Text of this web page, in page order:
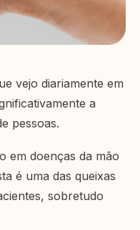
vejo diariamente em
a
pessoas.
em doenças da mão
é uma das queixas
sobretudo